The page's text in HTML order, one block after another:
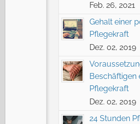
Feb. 26, 2021
Gehalt einer
Pflegekraft
Dez. 02, 2019
Beschäftigen
Pflegekraft
Dez. 02, 2019
24 Stunden